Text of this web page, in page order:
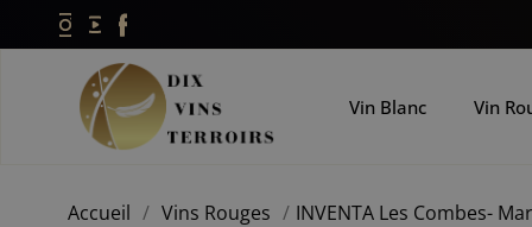
Vin Blanc Vin
Accueil / Vins Rouges / INVENTA Les Combes-